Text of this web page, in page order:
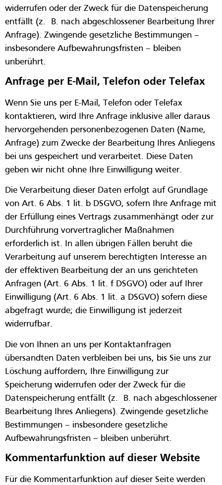
widerrufen oder der Zweck für die Datenspeicherung
entfällt (z. B. nach abgeschlossener Bearbeitung Ihrer
Anfrage). Zwingende gesetzliche Bestimmungen –
insbesondere Aufbewahrungsfristen – bleiben
unberührt.
Anfrage per E-Mail, Telefon oder Telefax
Wenn Sie uns per E-Mail, Telefon oder Telefax
kontaktieren, wird Ihre Anfrage inklusive aller daraus
hervorgehenden personenbezogenen Daten (Name,
Anfrage) zum Zwecke der Bearbeitung Ihres Anliegens
bei uns gespeichert und verarbeitet. Diese Daten
geben wir nicht ohne Ihre Einwilligung weiter.
Die Verarbeitung dieser Daten erfolgt auf Grundlage
von Art. 6 Abs. 1 lit. b DSGVO, sofern Ihre Anfrage mit
der Erfüllung eines Vertrags zusammenhängt oder zur
Durchführung vorvertraglicher Maßnahmen
erforderlich ist. In allen übrigen Fällen beruht die
Verarbeitung auf unserem berechtigten Interesse an
der effektiven Bearbeitung der an uns gerichteten
Anfragen (Art. 6 Abs. 1 lit. f DSGVO) oder auf Ihrer
Einwilligung (Art. 6 Abs. 1 lit. a DSGVO) sofern diese
abgefragt wurde; die Einwilligung ist jederzeit
widerrufbar.
Die von Ihnen an uns per Kontaktanfragen
übersandten Daten verbleiben bei uns, bis Sie uns zur
Löschung auffordern, Ihre Einwilligung zur
Speicherung widerrufen oder der Zweck für die
Datenspeicherung entfällt (z. B. nach abgeschlossener
Bearbeitung Ihres Anliegens). Zwingende gesetzliche
Bestimmungen – insbesondere gesetzliche
Aufbewahrungsfristen – bleiben unberührt.
Kommentar­funktion auf dieser Website
Für die Kommentarfunktion auf dieser Seite werden